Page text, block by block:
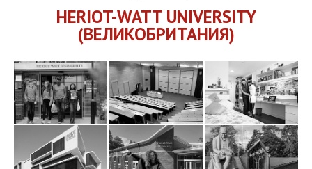
HERIOT-WATT UNIVERSITY
(ВЕЛИКОБРИТАНИЯ)